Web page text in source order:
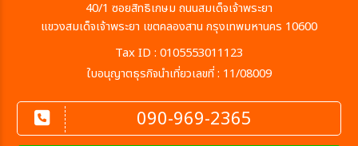
40/1 ซอยสิทธิเกษม ถนนสมเด็จเจ้าพระยา
แขวงสมเด็จเจ้าพระยา เขตคลองสาน กรุงเทพมหานคร 10600
Tax ID : 0105553011123
ใบอนุญาตธุรกิจนำเที่ยวเลขที่ : 11/08009
090-969-2365